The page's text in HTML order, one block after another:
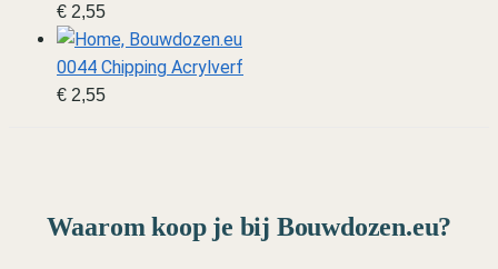
€ 2,55
0044 Chipping Acrylverf
€ 2,55
Waarom koop je bij Bouwdozen.eu?